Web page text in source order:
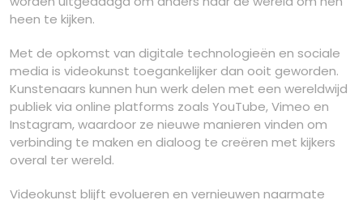
heen te kijken.
Met de opkomst van digitale technologieën en sociale
media is videokunst toegankelijker dan ooit geworden.
Kunstenaars kunnen hun werk delen met een wereldwijd
publiek via online platforms zoals YouTube, Vimeo en
Instagram, waardoor ze nieuwe manieren vinden om
verbinding te maken en dialoog te creëren met kijkers
overal ter wereld.
Videokunst blijft evolueren en vernieuwen naarmate